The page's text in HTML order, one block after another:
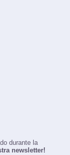
durante la
newsletter!